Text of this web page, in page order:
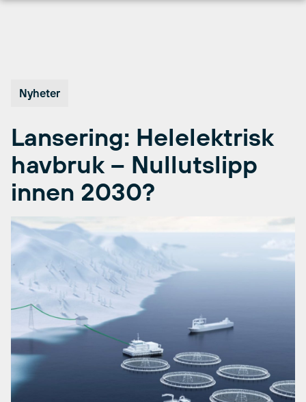
Nyheter
Lansering: Helelektrisk
havbruk – Nullutslipp
innen 2030?